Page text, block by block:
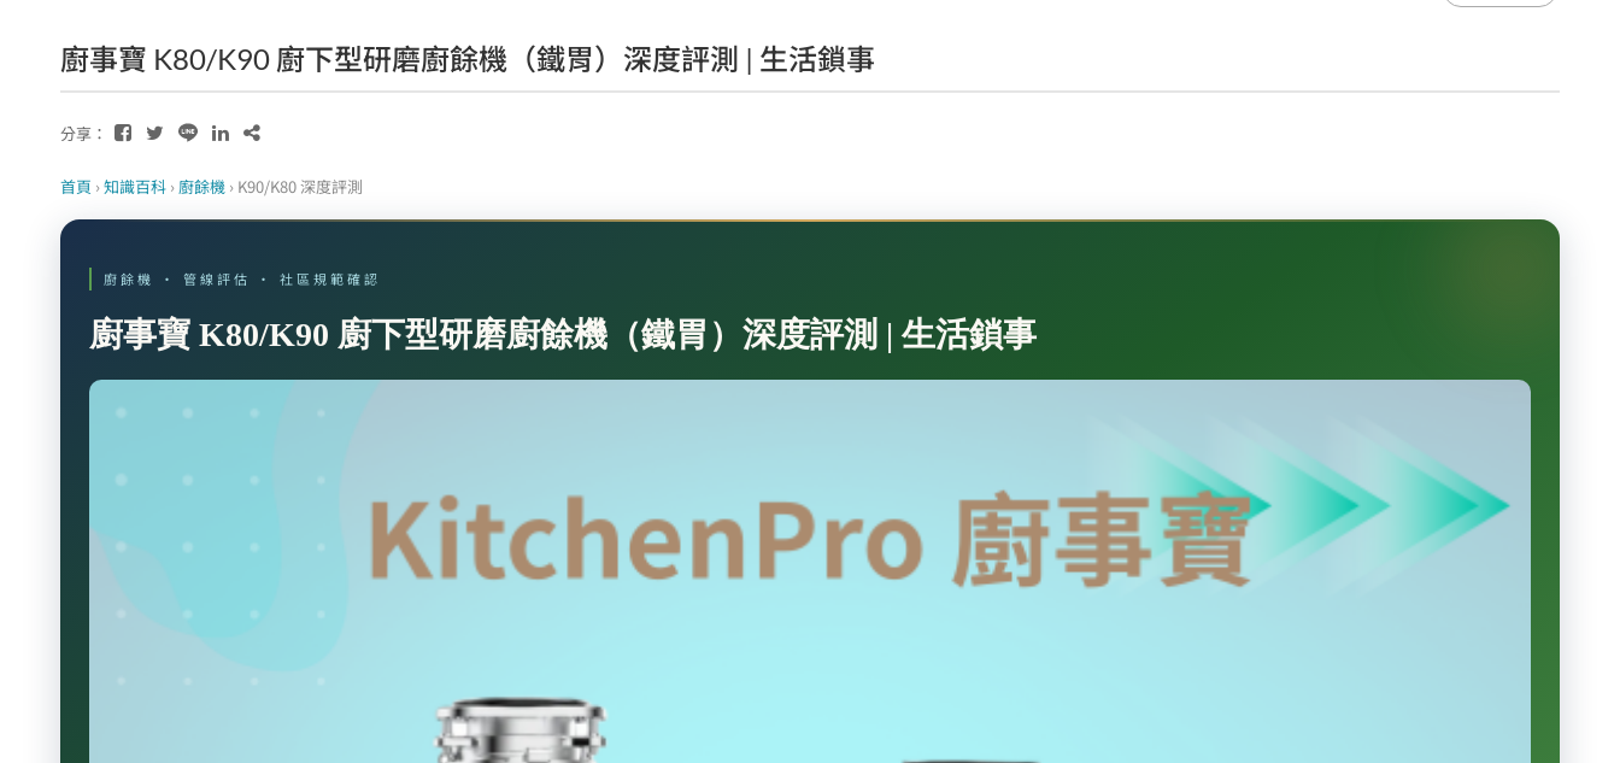
廚事寶 K80/K90 廚下型研磨廚餘機（鐵胃）深度評測 | 生活鎖事
分享：
首頁 ›知識百科 ›廚餘機 › K90/K80 深度評測
廚餘機 · 管線評估 · 社區規範確認
廚事寶 K80/K90 廚下型研磨廚餘機（鐵胃）深度評測 | 生活鎖事